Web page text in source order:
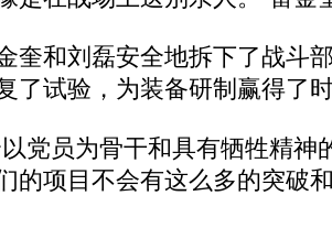
和刘磊安全地拆下了战斗
了试验，为装备研制赢得了
员为骨干和具有牺牲精神
的项目不会有这么多的突破